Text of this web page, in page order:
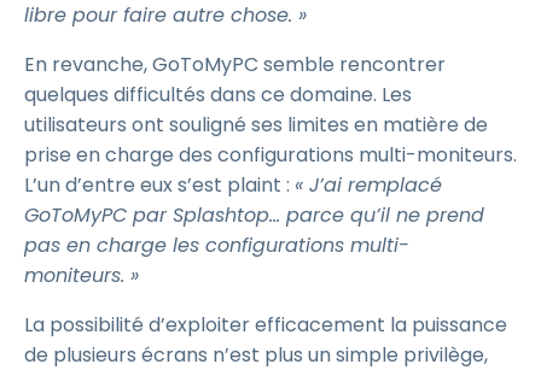
libre pour faire autre chose. »
En revanche, GoToMyPC semble rencontrer
quelques difficultés dans ce domaine. Les
utilisateurs ont souligné ses limites en matière de
prise en charge des configurations multi-moniteurs.
L’un d’entre eux s’est plaint : « J’ai remplacé
GoToMyPC par Splashtop... parce qu’il ne prend
pas en charge les configurations multi-
moniteurs. »
La possibilité d’exploiter efficacement la puissance
de plusieurs écrans n’est plus un simple privilège,